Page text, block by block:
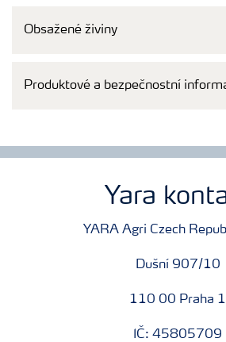
Obsažené živiny
Produktové a bezpečnostní
Yara
YARA Agri Czech
Dušní 907/10
110 00 Praha 1
IČ: 45805709